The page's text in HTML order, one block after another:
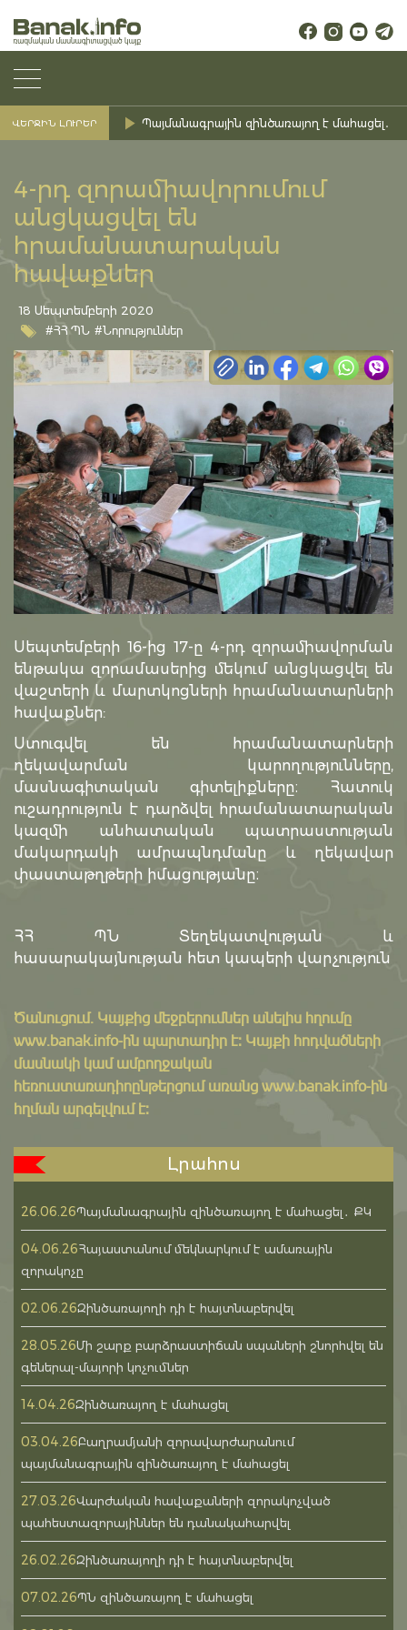
ՎԵՐՋԻՆ ԼՈՒՐԵՐ Պայմանագրային զինծառայող է մահացել․
4-րդ զորամիավորումում
անցկացվել են
հրամանատարական
հավաքներ
18 Սեպտեմբերի 2020
#ՀՀ ՊՆ #Նորություններ
Սեպտեմբերի 16-ից 17-ը 4-րդ զորամիավորման
ենթակա զորամասերից մեկում անցկացվել են
վաշտերի և մարտկոցների հրամանատարների
հավաքներ:
Ստուգվել են հրամանատարների
ղեկավարման կարողությունները,
մասնագիտական գիտելիքները։ Հատուկ
ուշադրություն է դարձվել հրամանատարական
կազմի անհատական պատրաստության
մակարդակի ամրապնդմանը և ղեկավար
փաստաթղթերի իմացությանը։
ՀՀ ՊՆ Տեղեկատվության և
հասարակայնության հետ կապերի վարչություն
Ծանուցում․ Կայքից մեջբերումներ անելիս հղումը
www.banak.info-ին պարտադիր է: Կայքի հոդվածների
մասնակի կամ ամբողջական
հեռուստառադիոընթերցում առանց www.banak.info-ին
հղման արգելվում է:
Լրահոս
26.06.26Պայմանագրային զինծառայող է մահացել․ ՔԿ
04.06.26Հայաստանում մեկնարկում է ամառային
զորակոչը
02.06.26Զինծառայողի դի է հայտնաբերվել
28.05.26Մի շարք բարձրաստիճան սպաների շնորհվել են
գեներալ-մայորի կոչումներ
14.04.26Զինծառայող է մահացել
03.04.26Բաղրամյանի զորավարժարանում
պայմանագրային զինծառայող է մահացել
27.03.26Վարժական հավաքաների զորակոչված
պահեստազորայիններ են դանակահարվել
26.02.26Զինծառայողի դի է հայտնաբերվել
07.02.26ՊՆ զինծառայող է մահացել